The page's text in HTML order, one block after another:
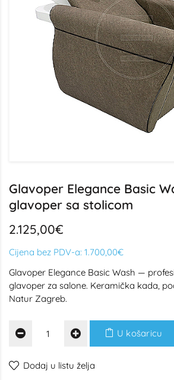
Glavoper Elegance Basic
glavoper sa stolicom
2.125,00€
Cijena bez PDV-a: 1.700,00€
Glavoper Elegance Basic Wash —
glavoper za salone. Keramička kada,
Natur Zagreb.
U košaricu
Dodaj u listu želja